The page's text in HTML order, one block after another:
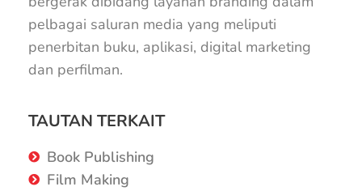
pelbagai saluran media yang meliputi
penerbitan buku, aplikasi, digital marketing
dan perfilman.
TAUTAN TERKAIT
Book Publishing
Film Making